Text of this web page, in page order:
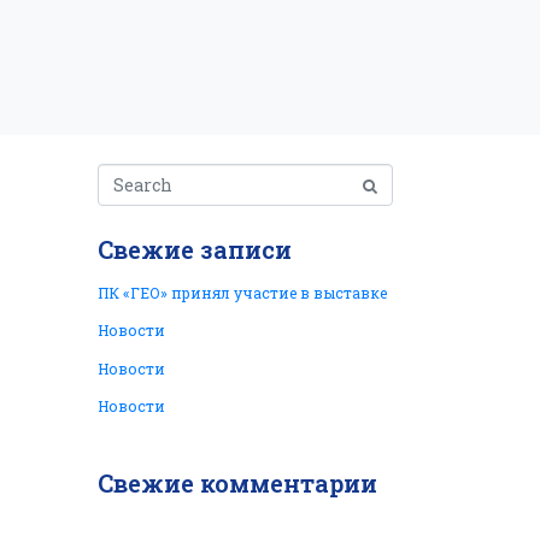
Свежие записи
ПК «ГЕО» принял участие в выставке
Новости
Новости
Новости
Свежие комментарии